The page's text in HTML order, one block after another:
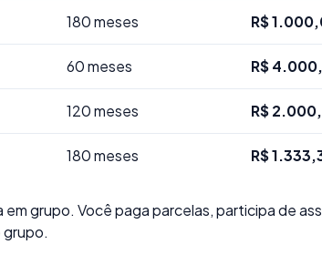
180 meses R$
60 meses R$
120 meses R$
180 meses R$
em grupo. Você paga parcelas, participa de